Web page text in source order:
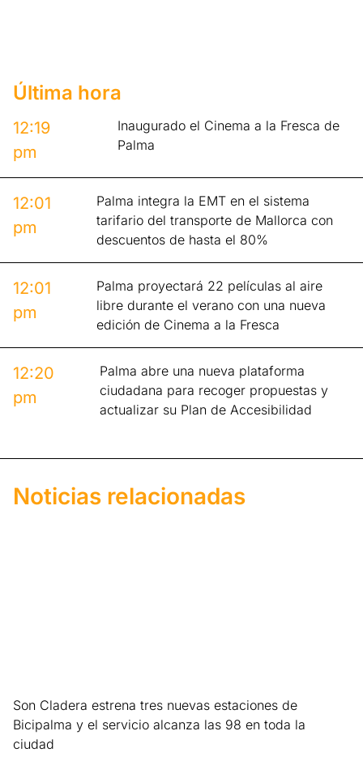
Última hora
12:19
pm
Inaugurado el Cinema a la Fresca de
Palma
12:01
pm
Palma integra la EMT en el sistema
tarifario del transporte de Mallorca con
descuentos de hasta el 80%
12:01
pm
Palma proyectará 22 películas al aire
libre durante el verano con una nueva
edición de Cinema a la Fresca
12:20
pm
Palma abre una nueva plataforma
ciudadana para recoger propuestas y
actualizar su Plan de Accesibilidad
Noticias relacionadas
Son Cladera estrena tres nuevas estaciones de
Bicipalma y el servicio alcanza las 98 en toda la
ciudad